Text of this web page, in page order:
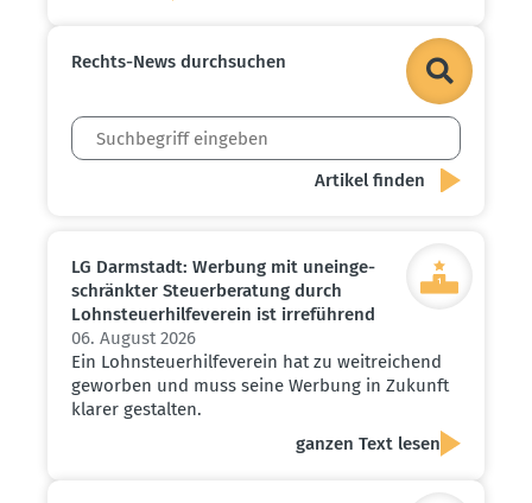
Rechts-News durch­suchen
LG Darmstadt: Werbung mit unein­ge­
schränkter Steuer­be­ratung durch
Lohnsteu­er­hil­fe­verein ist irreführend
06. August 2026
Ein Lohnsteuerhilfeverein hat zu weitreichend
geworben und muss seine Werbung in Zukunft
klarer gestalten.
ganzen Text lesen